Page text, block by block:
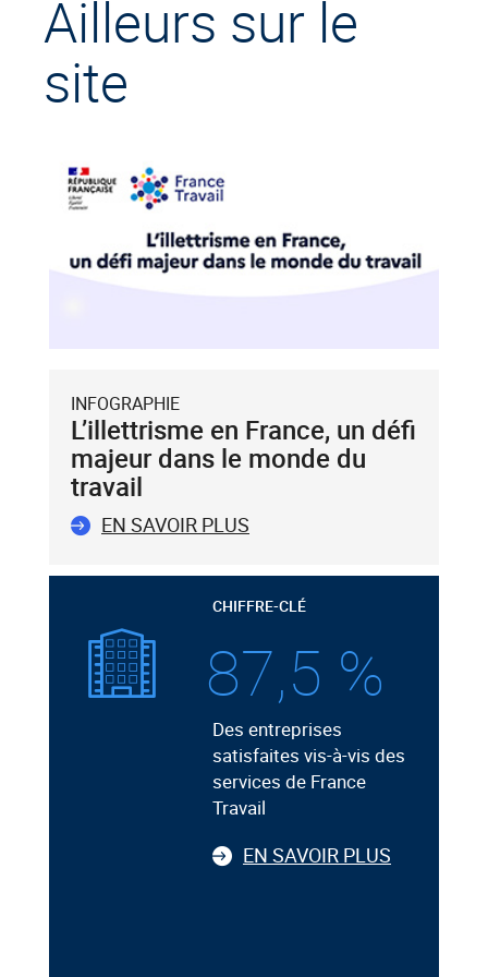
Ailleurs sur le
site
INFOGRAPHIE
L’illettrisme en France, un défi
majeur dans le monde du
travail
EN SAVOIR PLUS
CHIFFRE-CLÉ
87,5 %
Des entreprises
satisfaites vis-à-vis des
services de France
Travail
EN SAVOIR PLUS